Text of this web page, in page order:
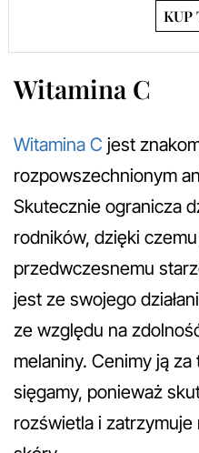
KUP
Witamina C
Witamina C jest
rozpowszechnionym
Skutecznie ogranicza
rodników, dzięki
przedwczesnemu
jest ze swojego
ze względu na
melaniny. Cenimy ją
sięgamy, ponieważ
rozświetla i